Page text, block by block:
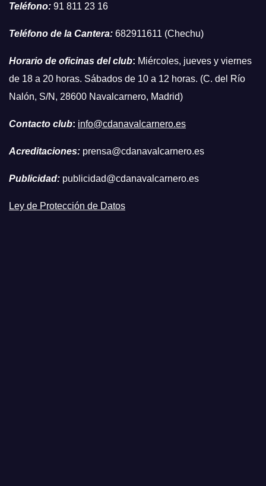
Teléfono: 91 811 23 16
Teléfono de la Cantera: 682911611 (Chechu)
Horario de oficinas del club: Miércoles, jueves y viernes
de 18 a 20 horas. Sábados de 10 a 12 horas. (C. del Río
Nalón, S/N, 28600 Navalcarnero, Madrid)
Contacto club: info@cdanavalcarnero.es
Acreditaciones: prensa@cdanavalcarnero.es
Publicidad: publicidad@cdanavalcarnero.es
Ley de Protección de Datos